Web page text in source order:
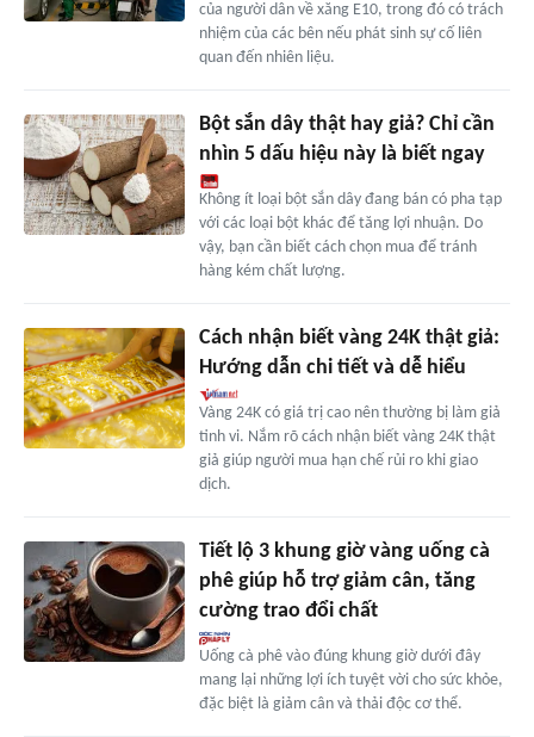
của người dân về xăng E10, trong đó có trách
nhiệm của các bên nếu phát sinh sự cố liên
quan đến nhiên liệu.
Bột sắn dây thật hay giả? Chỉ cần
nhìn 5 dấu hiệu này là biết ngay
Không ít loại bột sắn dây đang bán có pha tạp
với các loại bột khác để tăng lợi nhuận. Do
vậy, bạn cần biết cách chọn mua để tránh
hàng kém chất lượng.
Cách nhận biết vàng 24K thật giả:
Hướng dẫn chi tiết và dễ hiểu
Vàng 24K có giá trị cao nên thường bị làm giả
tinh vi. Nắm rõ cách nhận biết vàng 24K thật
giả giúp người mua hạn chế rủi ro khi giao
dịch.
Tiết lộ 3 khung giờ vàng uống cà
phê giúp hỗ trợ giảm cân, tăng
cường trao đổi chất
Uống cà phê vào đúng khung giờ dưới đây
mang lại những lợi ích tuyệt vời cho sức khỏe,
đặc biệt là giảm cân và thải độc cơ thể.